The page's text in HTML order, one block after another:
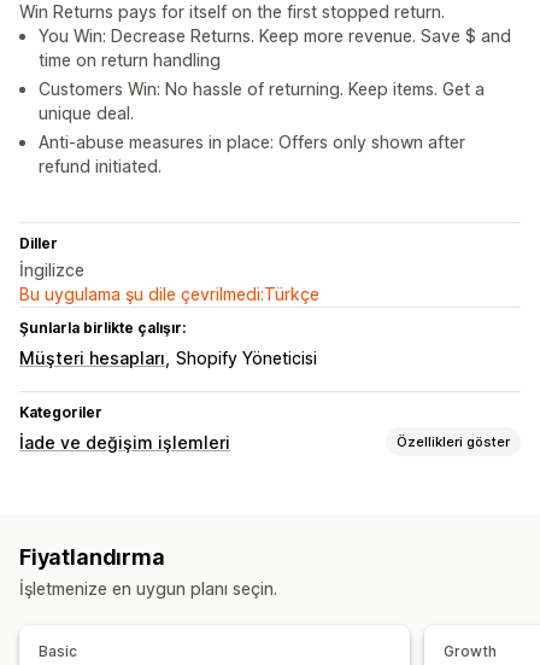
Win Returns pays for itself on the first stopped return.
You Win: Decrease Returns. Keep more revenue. Save $ and
time on return handling
Customers Win: No hassle of returning. Keep items. Get a
unique deal.
Anti-abuse measures in place: Offers only shown after
refund initiated.
Diller
İngilizce
Bu uygulama şu dile çevrilmedi:Türkçe
Şunlarla birlikte çalışır:
Müşteri hesapları Shopify Yöneticisi
Kategoriler
İade ve değişim işlemleri Özellikleri göster
Mağaza kredisi
Fiyatlandırma
İşletmenize en uygun planı seçin.
Basic Growth